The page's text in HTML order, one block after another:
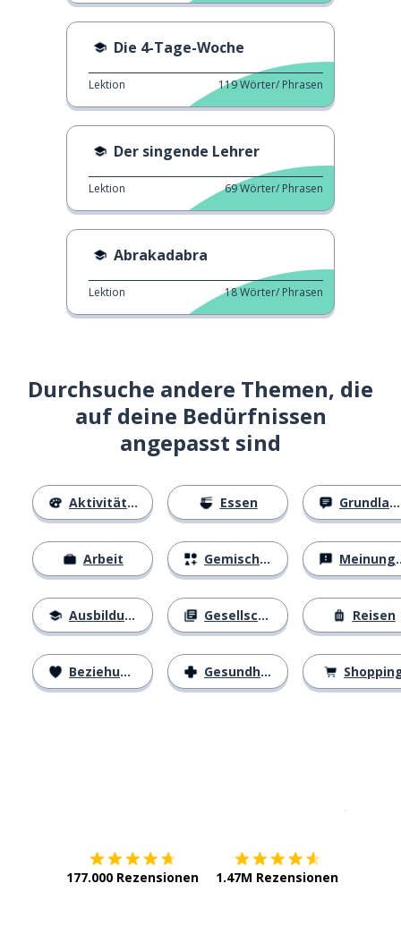
Die 4-Tage-Woche
Lektion 119Wörter/ Phrasen
Der singende Lehrer
Lektion 69Wörter/ Phrasen
Abrakadabra
Lektion 18Wörter/ Phrasen
Durchsuche andere Themen, die
auf deine Bedürfnissen
angepasst sind
Aktivitäten
Arbeit
Ausbildung
Beziehungen
Essen
Gemischtes
Gesellschaft
Gesundheit
Grundlagen
Meinungen
Reisen
177.000 Rezensionen 1.47M Rezensionen